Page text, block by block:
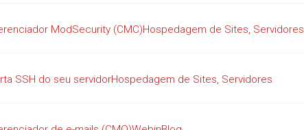
ModSecurity (CMC)Hospedagem de Sites, Servidores
SSH do seu servidorHospedagem de Sites, Servidores